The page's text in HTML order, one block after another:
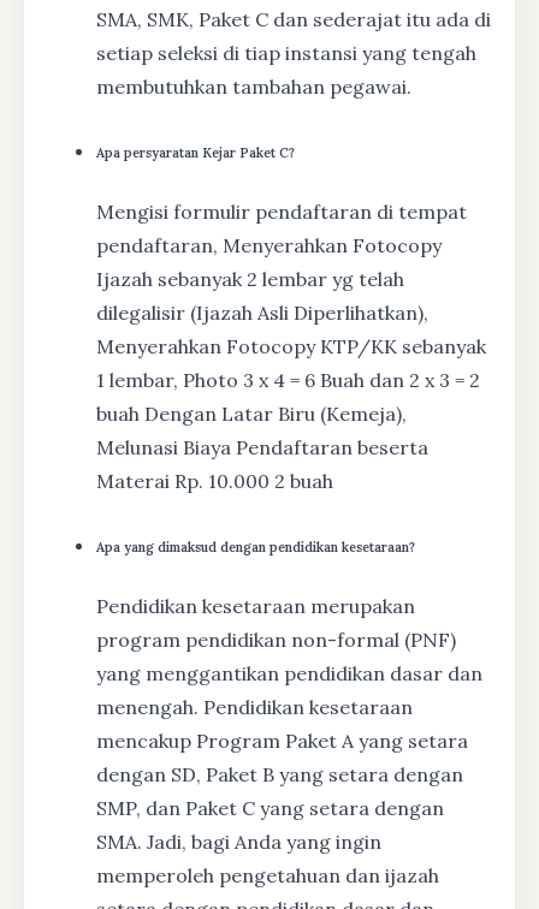
SMA, SMK, Paket C dan sederajat itu ada di
setiap seleksi di tiap instansi yang tengah
membutuhkan tambahan pegawai.
Apa persyaratan Kejar Paket C?
Mengisi formulir pendaftaran di tempat
pendaftaran, Menyerahkan Fotocopy
Ijazah sebanyak 2 lembar yg telah
dilegalisir (Ijazah Asli Diperlihatkan),
Menyerahkan Fotocopy KTP/KK sebanyak
1 lembar, Photo 3 x 4 = 6 Buah dan 2 x 3 = 2
buah Dengan Latar Biru (Kemeja),
Melunasi Biaya Pendaftaran beserta
Materai Rp. 10.000 2 buah
Apa yang dimaksud dengan pendidikan kesetaraan?
Pendidikan kesetaraan merupakan
program pendidikan non-formal (PNF)
yang menggantikan pendidikan dasar dan
menengah. Pendidikan kesetaraan
mencakup Program Paket A yang setara
dengan SD, Paket B yang setara dengan
SMP, dan Paket C yang setara dengan
SMA. Jadi, bagi Anda yang ingin
memperoleh pengetahuan dan ijazah